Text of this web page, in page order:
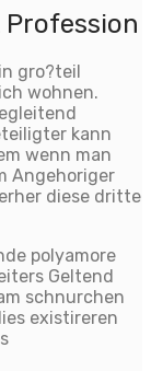
gro?teil
wohnen.
kann
wenn man
Angehoriger
diese dritte
polyamore
Geltend
schnurchen
existireren